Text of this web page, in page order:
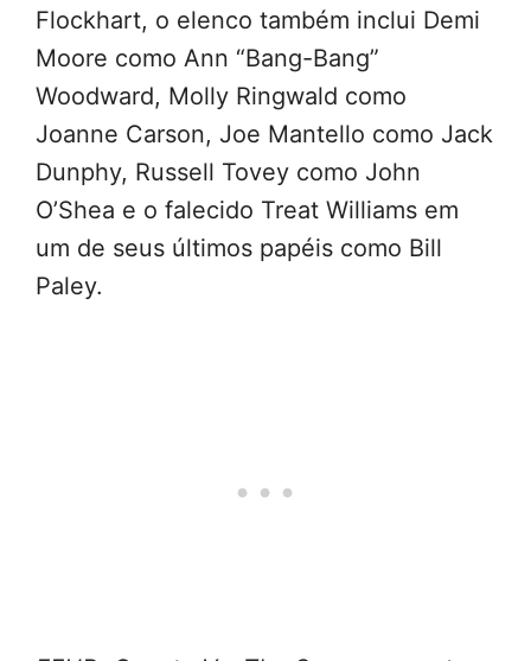
Flockhart, o elenco também inclui Demi
Moore como Ann “Bang-Bang”
Woodward, Molly Ringwald como
Joanne Carson, Joe Mantello como Jack
Dunphy, Russell Tovey como John
O’Shea e o falecido Treat Williams em
um de seus últimos papéis como Bill
Paley.